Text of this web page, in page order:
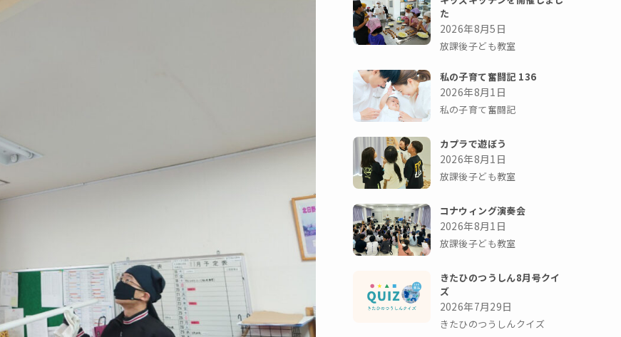
た
2026年8月5日
放課後子ども教室
私の子育て奮闘記 136
2026年8月1日
私の子育て奮闘記
カプラで遊ぼう
2026年8月1日
放課後子ども教室
コナウィング演奏会
2026年8月1日
放課後子ども教室
きたひのつうしん8月号クイ
ズ
2026年7月29日
きたひのつうしんクイズ